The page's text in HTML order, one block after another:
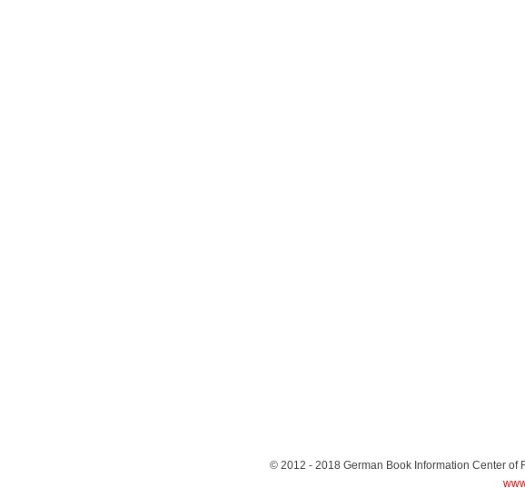
© 2012 - 2018 German Book Information Center of